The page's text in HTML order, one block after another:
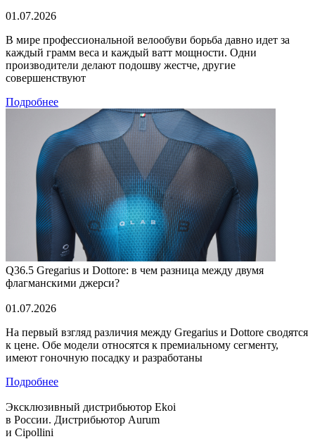
01.07.2026
В мире профессиональной велообуви борьба давно идет за
каждый грамм веса и каждый ватт мощности. Одни
производители делают подошву жестче, другие
совершенствуют
Подробнее
Q36.5 Gregarius и Dottore: в чем разница между двумя
флагманскими джерси?
01.07.2026
На первый взгляд различия между Gregarius и Dottore сводятся
к цене. Обе модели относятся к премиальному сегменту,
имеют гоночную посадку и разработаны
Подробнее
Эксклюзивный дистрибьютор Ekoi
в России. Дистрибьютор Aurum
и Cipollini